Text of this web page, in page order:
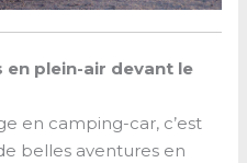
plein-air devant le
en camping-car, c’est
belles aventures en